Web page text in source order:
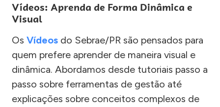
Vídeos: Aprenda de Forma Dinâmica e
Visual
Os Vídeos do Sebrae/PR são pensados para
quem prefere aprender de maneira visual e
dinâmica. Abordamos desde tutoriais passo a
passo sobre ferramentas de gestão até
explicações sobre conceitos complexos de